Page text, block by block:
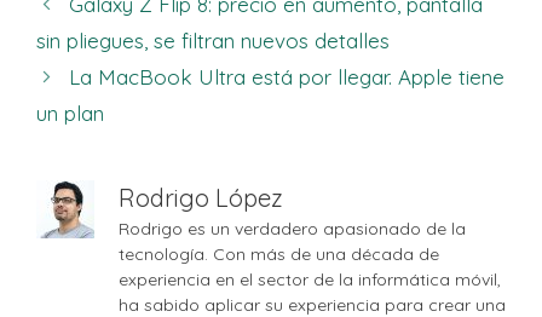
sin pliegues, se filtran nuevos detalles
La MacBook Ultra está por llegar. Apple tiene
un plan
Rodrigo López
Rodrigo es un verdadero apasionado de la
tecnología. Con más de una década de
experiencia en el sector de la informática móvil,
ha sabido aplicar su experiencia para crear una